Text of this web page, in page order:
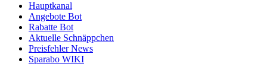
Hauptkanal
Angebote Bot
Rabatte Bot
Aktuelle Schnäppchen
Preisfehler News
Sparabo WIKI